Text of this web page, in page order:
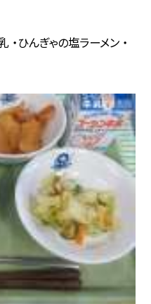
・ひんぎゃの塩ラーメン ・